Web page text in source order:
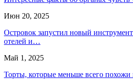
Июн 20, 2025
Островок запустил новый
отелей и…
Май 1, 2025
Торты, которые меньше всего похожи